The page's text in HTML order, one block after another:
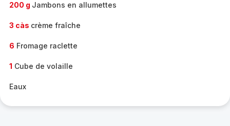
200 g Jambons en allumettes
3 càs crème fraîche
6 Fromage raclette
1 Cube de volaille
Eaux